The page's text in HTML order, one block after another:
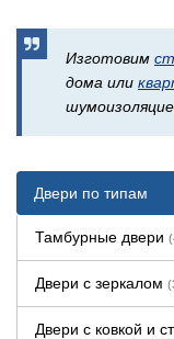
Изготовим
дома или
Двери по типам
Тамбурные двери
Двери с зеркалом
Двери с ковкой и